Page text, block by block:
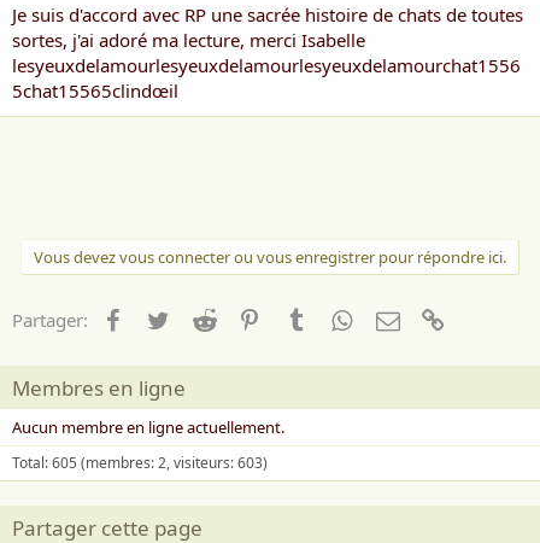
amitiés
RP
Je suis d'accord avec RP une sacrée histoire de chats de toutes
sortes, j'ai adoré ma lecture, merci Isabelle
lesyeuxdelamourlesyeuxdelamourlesyeuxdelamourchat1556
5chat15565clindœil
Vous devez vous connecter ou vous enregistrer pour répondre ici.
Partager: Facebook
TwitterReddit PinterestTumblrWhatsApp
Email
Membres en ligne
Aucun membre en ligne actuellement.
Total: 605 (membres: 2, visiteurs: 603)
Partager cette page